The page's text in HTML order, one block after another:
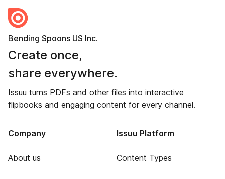
Bending Spoons US Inc.
Create once,
share everywhere.
Issuu turns PDFs and other files into interactive
flipbooks and engaging content for every channel.
Company
About us
Issuu Platform
Content Types